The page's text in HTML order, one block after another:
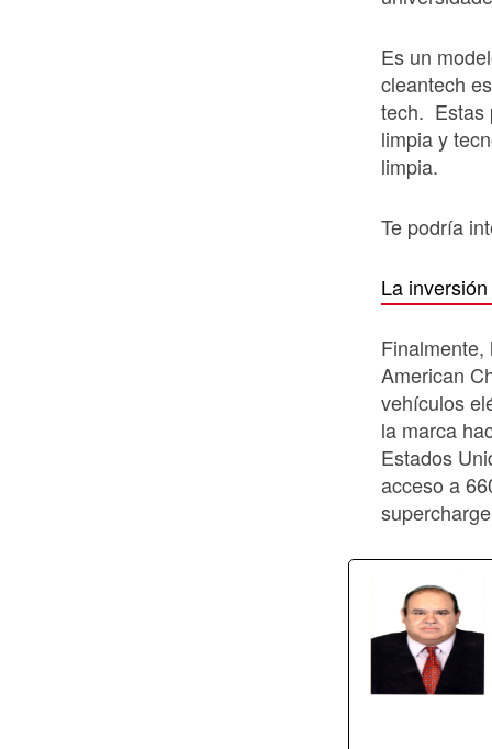
Es un
cleantech
tech. Estas
limpia y
limpia.
Te podría
La
American
vehículos
la marca
Estados
acceso a